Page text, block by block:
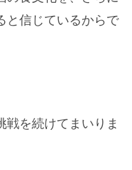
と信じているからで
戦を続けてまいりま